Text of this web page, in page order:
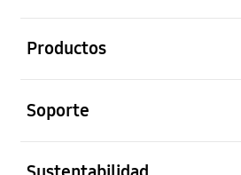
Productos
Soporte